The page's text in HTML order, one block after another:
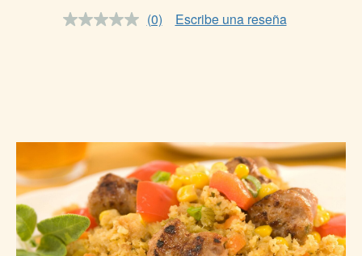
Sin
(0) Escribe una reseña